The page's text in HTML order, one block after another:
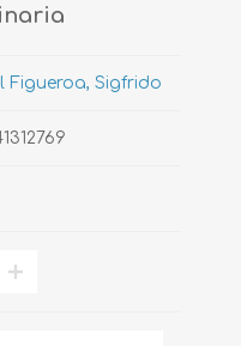
Figueroa, Sigfrido